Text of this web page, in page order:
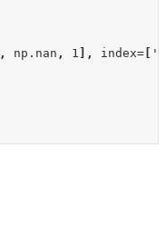
, np . nan , 1 ], index=